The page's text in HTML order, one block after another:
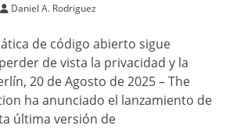
Daniel A. Rodriguez
de código abierto sigue
de vista la privacidad y la
20 de Agosto de 2025 – The
ha anunciado el lanzamiento de
última versión de